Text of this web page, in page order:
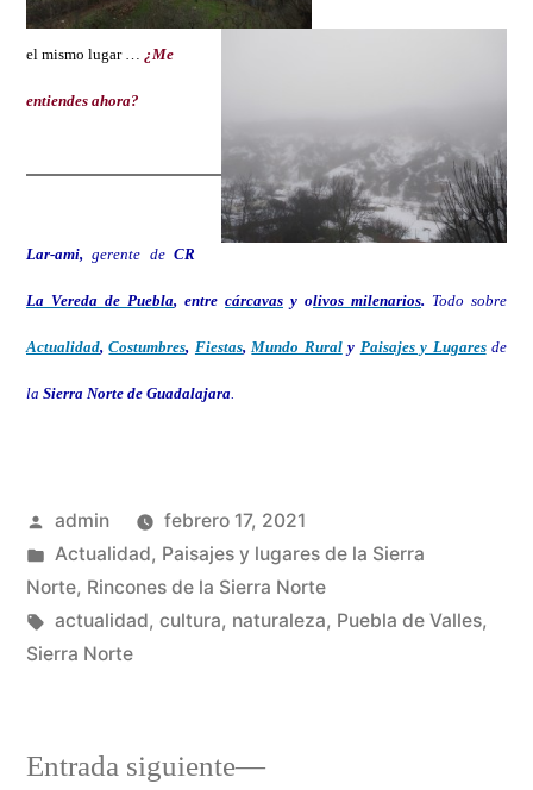
el mismo lugar … ¿Me
entiendes ahora?
Lar-ami,gerente deCR
La Vereda de Puebla, entre cárcavas y olivos milenarios. Todo sobre
Actualidad,Costumbres, Fiestas,Mundo Ruraly Paisajes y Lugares de
la Sierra Norte de Guadalajara.
Publicado
por
admin
febrero 17, 2021
Publicado
en
Actualidad, Paisajes y lugares de la Sierra
Norte, Rincones de la Sierra Norte
Etiquetas:
actualidad, cultura, naturaleza, Puebla de Valles,
Sierra Norte
Entrada siguiente
Entrada